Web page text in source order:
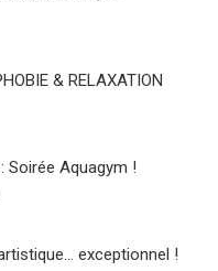
& RELAXATION
Soirée Aquagym !
exceptionnel !